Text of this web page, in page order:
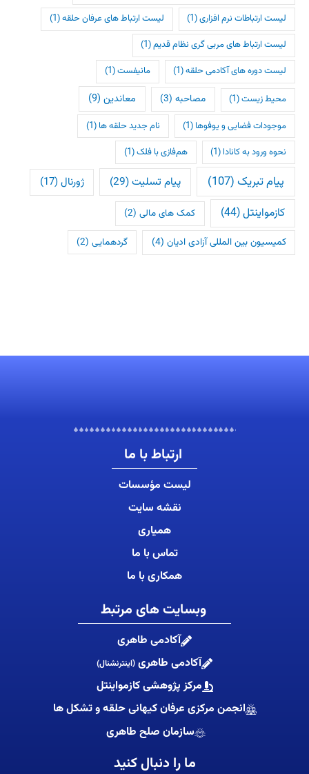
لیست ارتباطات نرم افزاری(1) لیست ارتباط های عرفان حلقه(1)
لیست ارتباط های مربی گری نظام قدیم(1)
لیست دوره های آکادمی حلقه(1) مانیفست(1)
محیط زیست(1) مصاحبه(3) معاندین(9)
موجودات فضایی و یوفوها (1) نام جدید حلقه ها (1)
نحوه ورود به کانادا (1) هم‌فازی با فلک(1)
پیام تبریک(107) پیام تسلیت(29) ژورنال(17)
کازمواینتل(44) کمک های مالی(2)
کمیسیون بین المللی آزادی ادیان (4) گردهمایی(2)
ارتباط با ما
لیست مؤسسات
نقشه سایت
همیاری
تماس با ما
همکاری با ما
وبسایت های مرتبط
آکادمی طاهری
آکادمی طاهری (اینترنشنال)
مرکز پژوهشی کازمواینتل
انجمن مرکزی عرفان کیهانی حلقه و تشکل ها
سازمان صلح طاهری
ما را دنبال کنید